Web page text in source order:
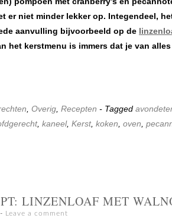
er niet minder lekker op. Integendeel,
aanvulling bijvoorbeeld op de
het kerstmenu is immers dat je van
, Overig, Recepten - Tagged
, kaneel, Kerst, koken, oven,
LINZENLOAF MET
Leave a comment